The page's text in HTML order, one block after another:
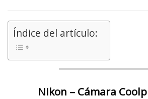
Índice del artículo:
Nikon – Cámara